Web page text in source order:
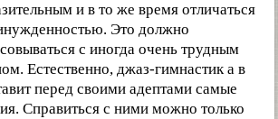
и в то же время отличаться
Это должно
с иногда очень трудным
Естественно, джаз-гимнастик а в
перед своими адептами самые
Справиться с ними можно только